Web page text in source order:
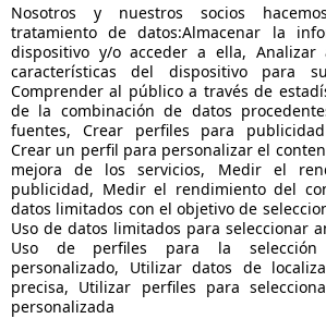
01/2022
AUTOMÓVILES TENERIFE
LAS CHAFIRAS
Nosotros y nuestros socios
tratamiento de datos:Almacenar la
dispositivo y/o acceder a ella, Analizar
características del dispositivo para
Comprender al público a través de
de la combinación de datos
fuentes, Crear perfiles para publicidad
Crear un perfil para personalizar el
mejora de los servicios, Medir el
publicidad, Medir el rendimiento del
datos limitados con el objetivo de
Uso de datos limitados para seleccionar
Uso de perfiles para la selección
personalizado, Utilizar datos de
precisa, Utilizar perfiles para
personalizada